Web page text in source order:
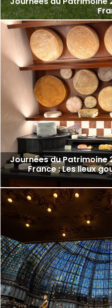
Journées du Patrimoine
France : Les lieux